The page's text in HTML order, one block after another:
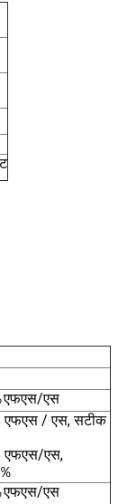
एफएस/एस
एफएस / एस, सटीक
एफएस/एस,
एफएस/एस